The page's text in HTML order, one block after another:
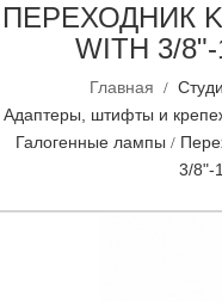
ПЕРЕХОДНИК
WITH 3/
Главная
Адаптеры, штифты и
Галогенные лампы
3/8"-